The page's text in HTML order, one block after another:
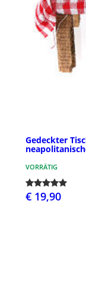
Gedeckter
VORRÄTIG
€ 19,90